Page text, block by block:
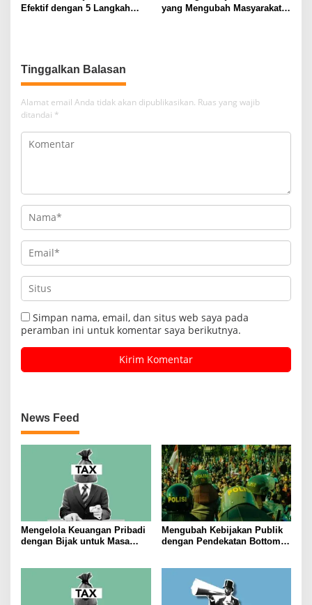
Efektif dengan 5 Langkah
yang Mengubah Masyarakat
Tinggalkan Balasan
Alamat email Anda tidak akan dipublikasikan. Ruas yang wajib
ditandai *
Simpan nama, email, dan situs web saya pada
peramban ini untuk komentar saya berikutnya.
News Feed
Mengelola Keuangan Pribadi
dengan Bijak untuk Masa
Mengubah Kebijakan Publik
dengan Pendekatan Bottom-